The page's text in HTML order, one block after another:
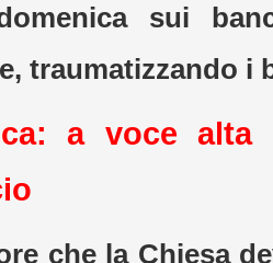
sui
traumatizzando i
a voce alta
che la Chiesa